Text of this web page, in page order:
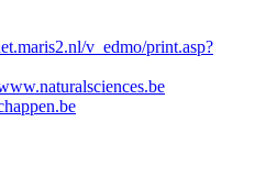
v_edmo/print.asp?